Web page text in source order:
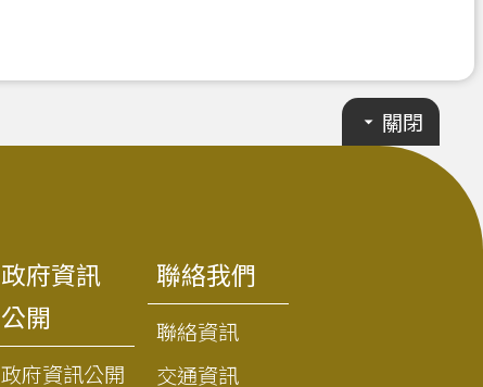
關閉
政府資訊
公開
政府資訊公開
聯絡我們
聯絡資訊
交通資訊